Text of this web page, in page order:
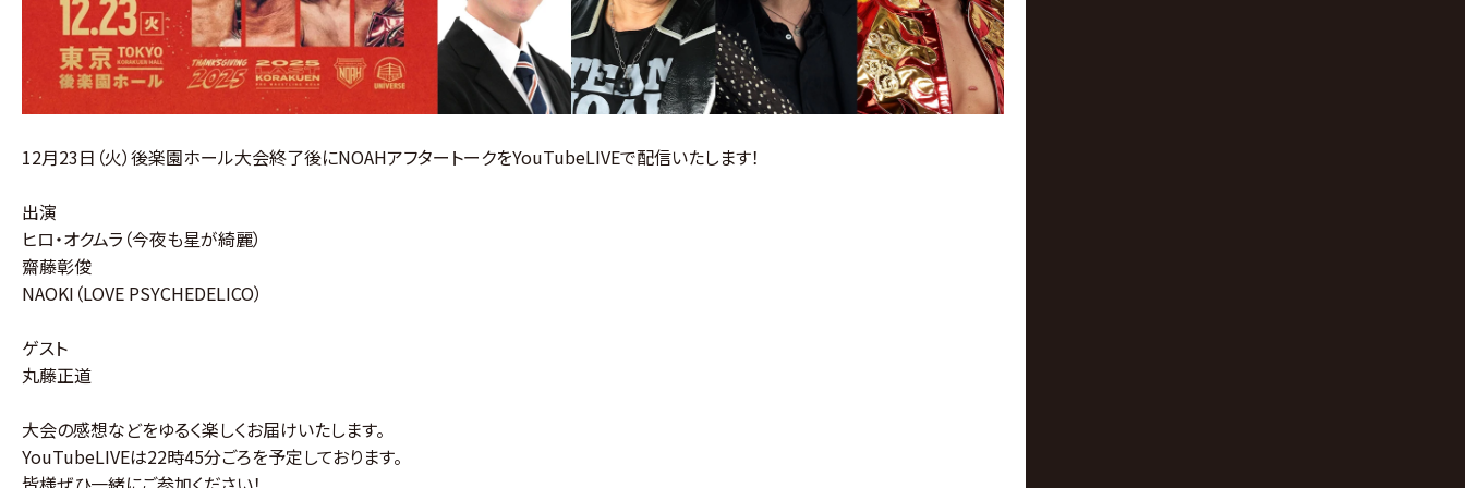
12月23日（火）後楽園ホール大会終了後にNOAHアフタートークをYouTubeLIVEで配信いたします！
出演
ヒロ・オクムラ（今夜も星が綺麗）
齋藤彰俊
NAOKI（LOVE PSYCHEDELICO）
ゲスト
丸藤正道
大会の感想などをゆるく楽しくお届けいたします。
YouTubeLIVEは22時45分ごろを予定しております。